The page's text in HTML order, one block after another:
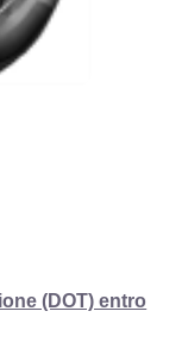
(DOT) entro